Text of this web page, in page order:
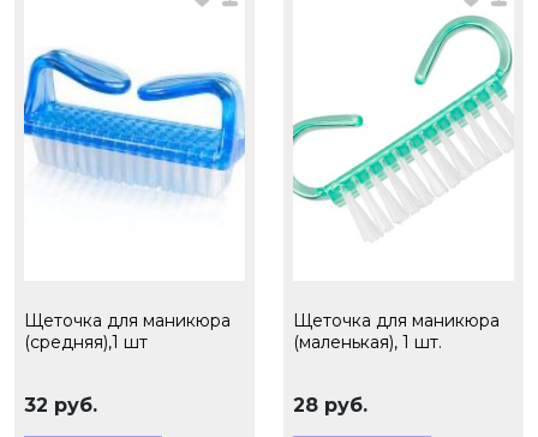
Щеточка для маникюра
(средняя),1 шт
32 руб.
Щеточка для маникюра
(маленькая), 1 шт.
28 руб.